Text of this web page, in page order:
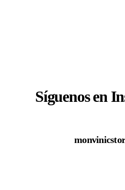
Síguenos en